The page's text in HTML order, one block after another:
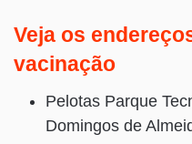
Veja os
vacinação
Pelotas Parque
Domingos de